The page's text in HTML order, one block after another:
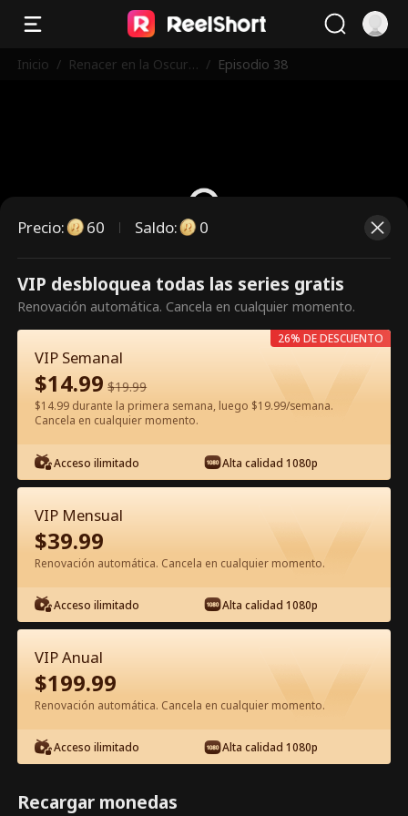
Inicio / Renacer en la Oscuri
/ Episodio 38
Es un episodio de pago.
Desbloquéalo para verlo.
60
Episodio 38 - Renacer en la Oscuridad
Película Completa
1-50 51-80 Todos los Episodios
38 39 41
Precio: 60 Saldo: 0
VIP desbloquea todas las series gratis
Renovación automática. Cancela en cualquier momento.
VIP Semanal
$14.99 $19.99
$14.99 durante la primera semana, luego $19.99/semana.
Cancela en cualquier momento.
Acceso ilimitado Alta calidad 1080p
26% DE DESCUENTO
VIP Mensual
$39.99
Renovación automática. Cancela en cualquier momento.
Acceso ilimitado Alta calidad 1080p
VIP Anual
$199.99
Renovación automática. Cancela en cualquier momento.
Acceso ilimitado Alta calidad 1080p
Recargar monedas